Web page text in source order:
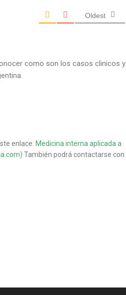
Oldest
como son los casos clinicos y
enlace: Medicina interna aplicada a
También podrá contactarse con